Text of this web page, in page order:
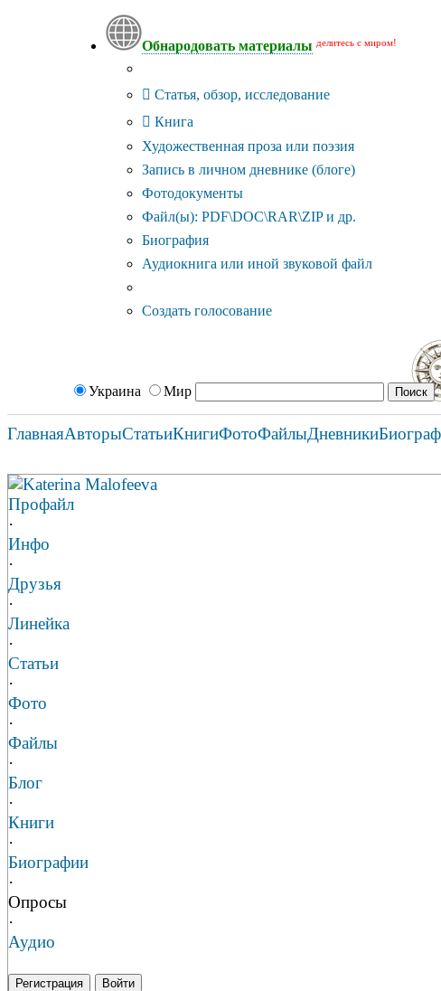
Обнародовать материалы делитесь с миром!
Статья, обзор, исследование
Книга
Художественная проза или поэзия
Запись в личном дневнике (блоге)
Фотодокументы
Файл(ы): PDF\DOC\RAR\ZIP и др.
Биография
Аудиокнига или иной звуковой файл
Создать голосование
Украина Мир
ГлавнаяАвторыСтатьиКнигиФотоФайлыДневники
Katerina Malofeeva
Профайл
·
Инфо
·
Друзья
·
Линейка
·
Статьи
·
Фото
·
Файлы
·
Блог
·
Книги
·
Биографии
·
Опросы
·
Аудио
Регистрация Войти